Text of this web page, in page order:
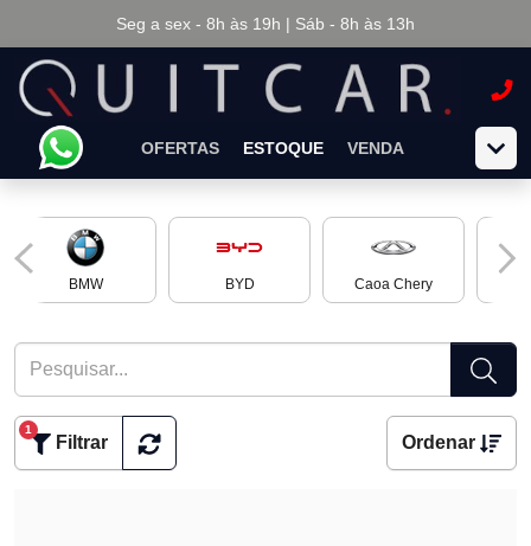
Seg a sex - 8h às 19h | Sáb - 8h às 13h
OFERTAS ESTOQUE VENDA
BMW BYD Caoa Chery
Filtrar
1
Ordenar